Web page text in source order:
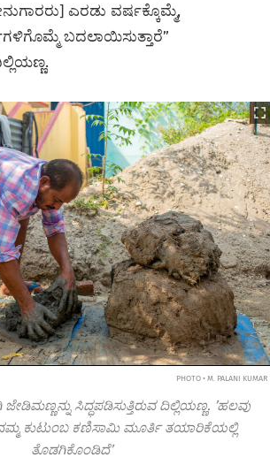
ಎರಡು ವರ್ಷಕ್ಕೊಮ್ಮೆ,
ಬದಲಾಯಿಸುತ್ತಾರೆ”
PHOTO • M. PALANI KUMAR
ಸಿದ್ಧಪಡಿಸುತ್ತಿರುವ ದಿಲ್ಲಿಯಣ್ಣ. ʼಹಲವು
ಕುಟುಂಬ ಕಣಿಸಾಮಿ ಮೂರ್ತಿ ತಯಾರಿಕೆಯಲ್ಲಿ
ತೊಡಗಿಕೊಂಡಿದೆʼ